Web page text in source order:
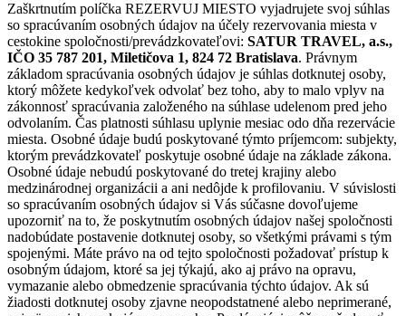
Zaškrtnutím políčka REZERVUJ MIESTO vyjadrujete svoj súhlas
so spracúvaním osobných údajov na účely rezervovania miesta v
cestokine spoločnosti/prevádzkovateľovi: SATUR TRAVEL, a.s.,
IČO 35 787 201, Miletičova 1, 824 72 Bratislava. Právnym
základom spracúvania osobných údajov je súhlas dotknutej osoby,
ktorý môžete kedykoľvek odvolať bez toho, aby to malo vplyv na
zákonnosť spracúvania založeného na súhlase udelenom pred jeho
odvolaním. Čas platnosti súhlasu uplynie mesiac odo dňa rezervácie
miesta. Osobné údaje budú poskytované týmto príjemcom: subjekty,
ktorým prevádzkovateľ poskytuje osobné údaje na základe zákona.
Osobné údaje nebudú poskytované do tretej krajiny alebo
medzinárodnej organizácii a ani nedôjde k profilovaniu. V súvislosti
so spracúvaním osobných údajov si Vás súčasne dovoľujeme
upozorniť na to, že poskytnutím osobných údajov našej spoločnosti
nadobúdate postavenie dotknutej osoby, so všetkými právami s tým
spojenými. Máte právo na od tejto spoločnosti požadovať prístup k
osobným údajom, ktoré sa jej týkajú, ako aj právo na opravu,
vymazanie alebo obmedzenie spracúvania týchto údajov. Ak sú
žiadosti dotknutej osoby zjavne neopodstatnené alebo neprimerané,